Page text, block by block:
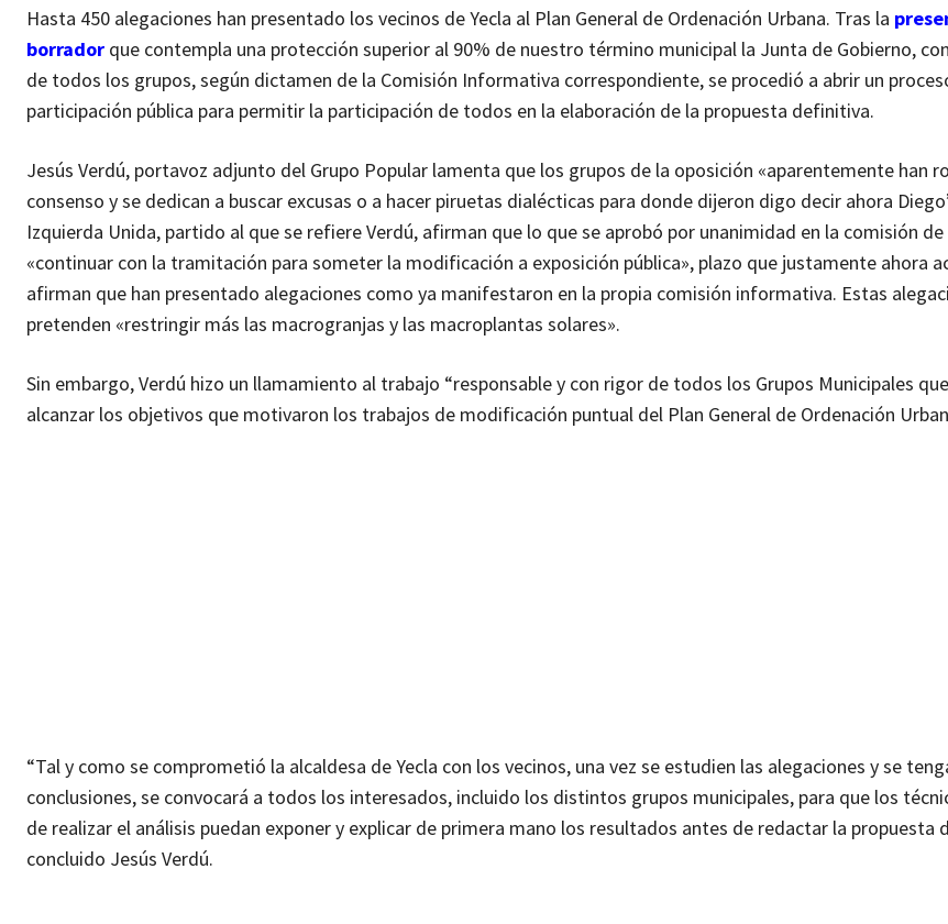
Hasta 450 alegaciones han presentado los vecinos de Yecla al Plan General de Ordenación Urbana. Tras la
borrador que contempla una protección superior al 90% de nuestro término municipal la Junta de Gobierno,
de todos los grupos, según dictamen de la Comisión Informativa correspondiente, se procedió a abrir un
participación pública para permitir la participación de todos en la elaboración de la propuesta definitiva.
Jesús Verdú, portavoz adjunto del Grupo Popular lamenta que los grupos de la oposición «aparentemente han
consenso y se dedican a buscar excusas o a hacer piruetas dialécticas para donde dijeron digo decir ahora
Izquierda Unida, partido al que se refiere Verdú, afirman que lo que se aprobó por unanimidad en la comisión
«continuar con la tramitación para someter la modificación a exposición pública», plazo que justamente ahora
afirman que han presentado alegaciones como ya manifestaron en la propia comisión informativa. Estas
pretenden «restringir más las macrogranjas y las macroplantas solares».
Sin embargo, Verdú hizo un llamamiento al trabajo “responsable y con rigor de todos los Grupos Municipales
alcanzar los objetivos que motivaron los trabajos de modificación puntual del Plan General de Ordenación
“Tal y como se comprometió la alcaldesa de Yecla con los vecinos, una vez se estudien las alegaciones y se
conclusiones, se convocará a todos los interesados, incluido los distintos grupos municipales, para que los
de realizar el análisis puedan exponer y explicar de primera mano los resultados antes de redactar la propuesta
concluido Jesús Verdú.